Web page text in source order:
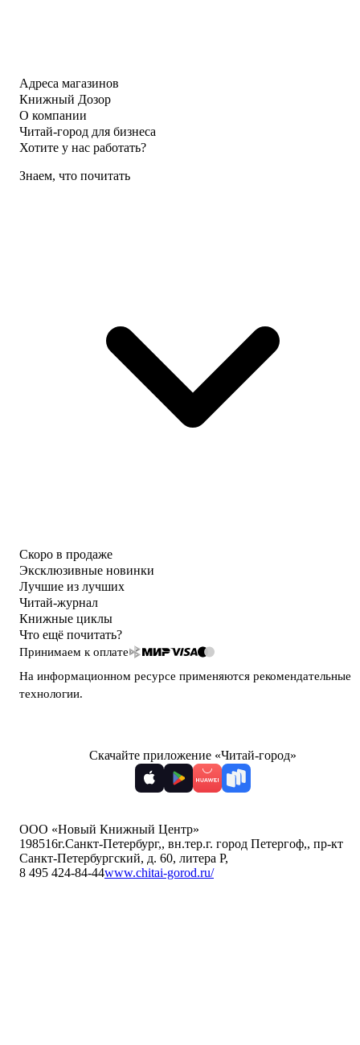
Адреса магазинов
Книжный Дозор
О компании
Читай-город для бизнеса
Хотите у нас работать?
Знаем, что почитать
Скоро в продаже
Эксклюзивные новинки
Лучшие из лучших
Читай-журнал
Книжные циклы
Что ещё почитать?
Принимаем к оплате
На информационном ресурсе применяются рекомендательные
технологии.
Скачайте приложение «Читай-город»
ООО «Новый Книжный Центр»
198516г.Санкт-Петербург,, вн.тер.г. город Петергоф,, пр-кт
Санкт-Петербургский, д. 60, литера Р,
8 495 424-84-44www.chitai-gorod.ru/